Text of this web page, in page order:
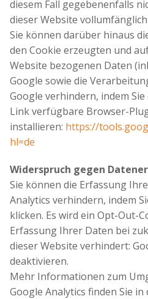
diesem Fall gegebenenfalls
dieser Website
Sie können darüber hinaus
den Cookie erzeugten und
Website bezogenen Daten
Google sowie die
Google verhindern, indem
Link verfügbare Browser-
installieren: https://
hl=de
Widerspruch gegen
Sie können die Erfassung
Analytics verhindern, indem
klicken. Es wird ein Opt-Out-
Erfassung Ihrer Daten bei
dieser Website verhindert:
deaktivieren.
Mehr Informationen zum
Google Analytics finden Sie in